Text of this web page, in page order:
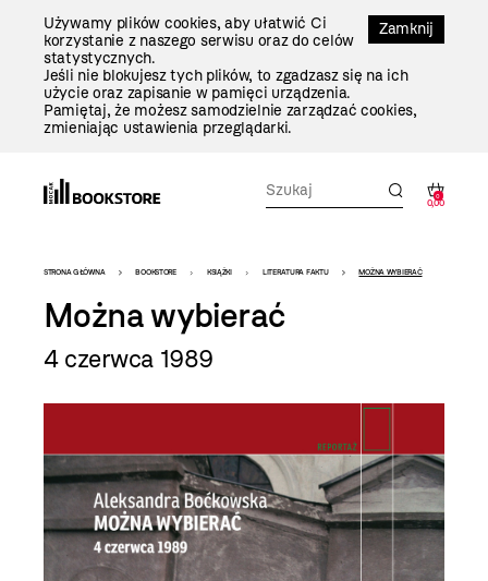
Zamknij
Używamy plików cookies, aby ułatwić Ci
korzystanie z naszego serwisu oraz do celów
statystycznych.
Jeśli nie blokujesz tych plików, to zgadzasz się na ich
użycie oraz zapisanie w pamięci urządzenia.
Pamiętaj, że możesz samodzielnie zarządzać cookies,
zmieniając ustawienia przeglądarki.
0
0,00
Bookstore
-
szablon
szczegóły
STRONA GŁÓWNA BOOKSTORE KSIĄŻKI LITERATURA FAKTU MOŻNA WYBIERAĆ
Można wybierać
4 czerwca 1989